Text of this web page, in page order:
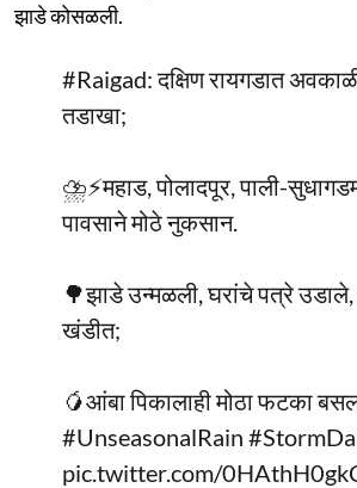
झाडे कोसळली.
#Raigad: दक्षिण रायगडात
तडाखा;
⛈️⚡महाड, पोलादपूर, पाली-
पावसाने मोठे नुकसान.
🌳झाडे उन्मळली, घरांचे पत्रे उडाले,
खंडीत;
🥭आंबा पिकालाही मोठा फटका
#UnseasonalRain
pic.twitter.com/